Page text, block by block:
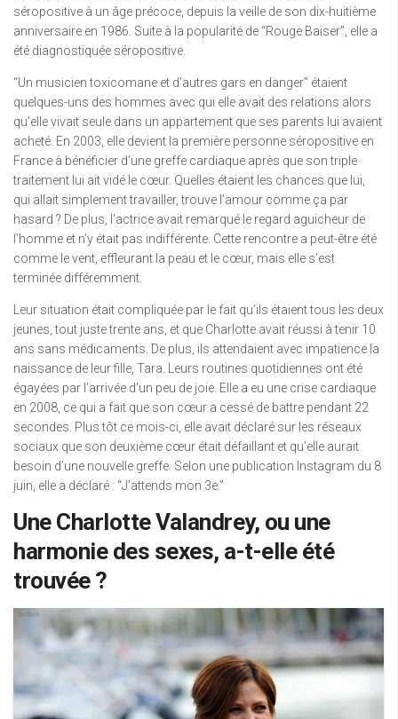
séropositive à un âge précoce, depuis la veille de son dix-huitième
anniversaire en 1986. Suite à la popularité de “Rouge Baiser”, elle a
été diagnostiquée séropositive.
“Un musicien toxicomane et d’autres gars en danger” étaient
quelques-uns des hommes avec qui elle avait des relations alors
qu’elle vivait seule dans un appartement que ses parents lui avaient
acheté. En 2003, elle devient la première personne séropositive en
France à bénéficier d’une greffe cardiaque après que son triple
traitement lui ait vidé le cœur. Quelles étaient les chances que lui,
qui allait simplement travailler, trouve l’amour comme ça par
hasard ? De plus, l’actrice avait remarqué le regard aguicheur de
l’homme et n’y était pas indifférente. Cette rencontre a peut-être été
comme le vent, effleurant la peau et le cœur, mais elle s’est
terminée différemment.
Leur situation était compliquée par le fait qu’ils étaient tous les deux
jeunes, tout juste trente ans, et que Charlotte avait réussi à tenir 10
ans sans médicaments. De plus, ils attendaient avec impatience la
naissance de leur fille, Tara. Leurs routines quotidiennes ont été
égayées par l’arrivée d’un peu de joie. Elle a eu une crise cardiaque
en 2008, ce qui a fait que son cœur a cessé de battre pendant 22
secondes. Plus tôt ce mois-ci, elle avait déclaré sur les réseaux
sociaux que son deuxième cœur était défaillant et qu’elle aurait
besoin d’une nouvelle greffe. Selon une publication Instagram du 8
juin, elle a déclaré : “J’attends mon 3e.”
Une Charlotte Valandrey, ou une
harmonie des sexes, a-t-elle été
trouvée ?